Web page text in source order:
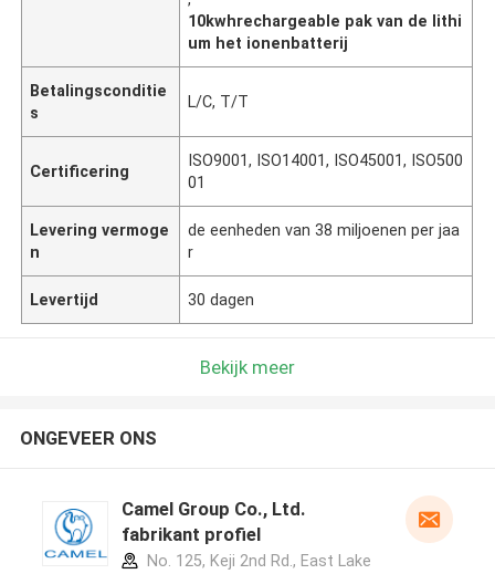
10kwhrechargeable pak van de lithi
um het ionenbatterij
Betalingsconditie
s
L/C, T/T
Certificering
ISO9001, ISO14001, ISO45001, ISO500
01
Levering vermoge
n
de eenheden van 38 miljoenen per jaa
r
Levertijd 30 dagen
Bekijk meer
ONGEVEER ONS
Camel Group Co., Ltd.
fabrikant profiel
No. 125, Keji 2nd Rd., East Lake